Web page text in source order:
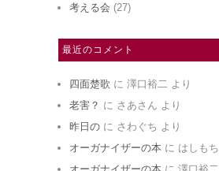
考える会 (27)
最近のコメント
四面楚歌 に 澤口裕二 より
老害？ に さあさん より
昨日の に さわぐち より
オーガナイザーの本 に はしもち